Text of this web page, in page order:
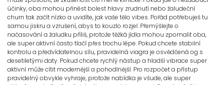
účinky, oba mohou přinést bolest hlavy zrudnutí nebo žaludeční
churn tak začít nízko a uvidíte, jak vaše tělo vibes. Pořád potřebuješ tu
samou jiskru a vzrušení, abys to kouzlo rozjel. Přemýšlejte o
načasování a žaludku příliš, protože těžká jídla mohou zpomalit oba,
ale super aktivní často tlačí přes trochu lépe. Pokud chcete stabilní
kontrolu a předvídatelnou sílu, pravidelná viagra je osvědčená og s
desetiletými daty. Pokud chcete rychlý nástup a hladší vibrace super
aktivní může cítit modernější a pohodlnější. Pro rozpočet a přístup
pravidelný obvykle vyhraje, protože nabídka je všude, ale super